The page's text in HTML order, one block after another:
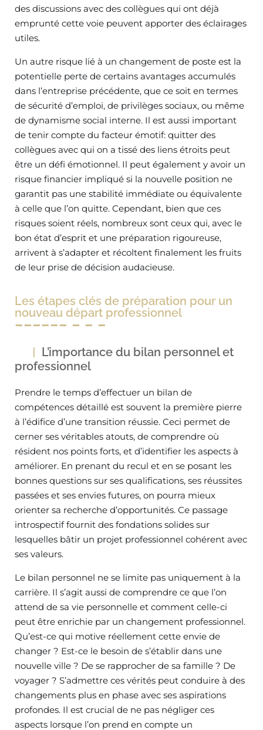
des discussions avec des collègues qui ont déjà
emprunté cette voie peuvent apporter des éclairages
utiles.
Un autre risque lié à un changement de poste est la
potentielle perte de certains avantages accumulés
dans l’entreprise précédente, que ce soit en termes
de sécurité d’emploi, de privilèges sociaux, ou même
de dynamisme social interne. Il est aussi important
de tenir compte du facteur émotif: quitter des
collègues avec qui on a tissé des liens étroits peut
être un défi émotionnel. Il peut également y avoir un
risque financier impliqué si la nouvelle position ne
garantit pas une stabilité immédiate ou équivalente
à celle que l’on quitte. Cependant, bien que ces
risques soient réels, nombreux sont ceux qui, avec le
bon état d’esprit et une préparation rigoureuse,
arrivent à s’adapter et récoltent finalement les fruits
de leur prise de décision audacieuse.
Les étapes clés de préparation pour un
nouveau départ professionnel
L’importance du bilan personnel et
professionnel
Prendre le temps d’effectuer un bilan de
compétences détaillé est souvent la première pierre
à l’édifice d’une transition réussie. Ceci permet de
cerner ses véritables atouts, de comprendre où
résident nos points forts, et d’identifier les aspects à
améliorer. En prenant du recul et en se posant les
bonnes questions sur ses qualifications, ses réussites
passées et ses envies futures, on pourra mieux
orienter sa recherche d’opportunités. Ce passage
introspectif fournit des fondations solides sur
lesquelles bâtir un projet professionnel cohérent avec
ses valeurs.
Le bilan personnel ne se limite pas uniquement à la
carrière. Il s’agit aussi de comprendre ce que l’on
attend de sa vie personnelle et comment celle-ci
peut être enrichie par un changement professionnel.
Qu’est-ce qui motive réellement cette envie de
changer ? Est-ce le besoin de s’établir dans une
nouvelle ville ? De se rapprocher de sa famille ? De
voyager ? S’admettre ces vérités peut conduire à des
changements plus en phase avec ses aspirations
profondes. Il est crucial de ne pas négliger ces
aspects lorsque l’on prend en compte un